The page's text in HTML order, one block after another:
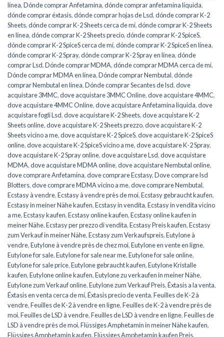
línea,Dónde comprar Anfetamina,dónde comprar anfetamina líquida,
dónde comprar éxtasis,dónde comprar hojas de Lsd,dónde comprar K-2
Sheets,dónde comprar K-2 Sheets cerca de mí,dónde comprar K-2 Sheets
en línea,dónde comprar K-2 Sheets precio,dónde comprar K-2 SpiceS,
dónde comprar K-2 SpiceS cerca de mí,dónde comprar K-2 SpiceS en línea,
dónde comprar K-2 Spray,dónde comprar K-2 Spray en línea,dónde
comprar Lsd,Dónde comprar MDMA,dónde comprar MDMA cerca de mí,
Dónde comprar MDMA en línea,Dónde comprar Nembutal,dónde
comprar Nembutal en línea,Dónde comprar Secantes de lsd,dove
acquistare 3MMC,dove acquistare 3MMC Online,dove acquistare 4MMC,
dove acquistare 4MMC Online,dove acquistare Anfetamina liquida,dove
acquistare fogli Lsd,dove acquistare K-2 Sheets,dove acquistare K-2
Sheets online,dove acquistare K-2 Sheets prezzo,dove acquistare K-2
Sheets vicino a me,dove acquistare K-2 SpiceS,dove acquistare K-2 SpiceS
online,dove acquistare K-2 SpiceS vicino a me,dove acquistare K-2 Spray,
dove acquistare K-2 Spray online,dove acquistare Lsd,dove acquistare
MDMA,dove acquistare MDMA online,dove acquistare Nembutal online,
dove comprare Anfetamina,dove comprare Ecstasy,Dove comprare lsd
Blotters,dove comprare MDMA vicino a me,dove comprare Nembutal,
Ecstasy à vendre,Ecstasy à vendre près de moi,Ecstasy gebraucht kaufen,
Ecstasy in meiner Nähe kaufen,Ecstasy in vendita,Ecstasy in vendita vicino
a me,Ecstasy kaufen,Ecstasy online kaufen,Ecstasy online kaufen in
meiner Nähe,Ecstasy per prezzo di vendita,Ecstasy Preis kaufen,Ecstasy
zum Verkauf in meiner Nähe,Ecstasy zum Verkaufspreis,Eutylone à
vendre,Eutylone à vendre près de chez moi,Eutylone en vente en ligne,
Eutylone for sale,Eutylone for sale near me,Eutylone for sale online,
Eutylone for sale price,Eutylone gebraucht kaufen,Eutylone Kristalle
kaufen,Eutylone online kaufen,Eutylone zu verkaufen in meiner Nähe,
Eutylone zum Verkauf online,Eutylone zum Verkauf Preis,Éxtasis a la venta,
Éxtasis en venta cerca de mí,Éxtasis precio de venta,Feuilles de K-2 à
vendre,Feuilles de K-2 à vendre en ligne,Feuilles de K-2 à vendre près de
moi,Feuilles de LSD à vendre,Feuilles de LSD à vendre en ligne,Feuilles de
LSD à vendre près de moi,Flüssiges Amphetamin in meiner Nähe kaufen,
Flüssiges Amphetamin kaufen,Flüssiges Amphetamin kaufen Preis,